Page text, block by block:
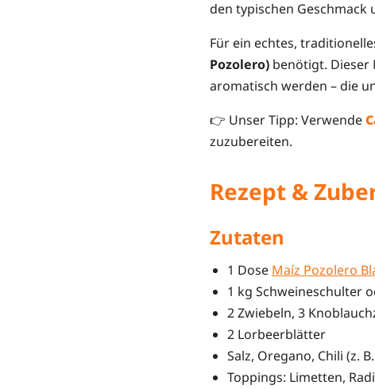
den typischen Geschmack
Für ein echtes,
Pozolero) benötigt. Dieser
aromatisch werden – die
👉 Unser Tipp: Verwende
zuzubereiten.
Rezept &
Zutaten
1 Dose Maíz Pozolero
1 kg Schweineschulter
2 Zwiebeln, 3
2 Lorbeerblätter
Salz, Oregano, Chili (z.
Toppings: Limetten,